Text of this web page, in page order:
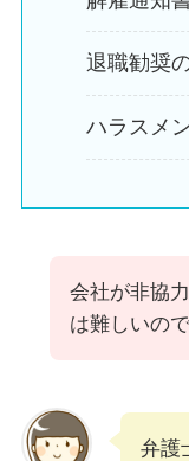
退職勧奨
ハラスメ
会社が非協
は難しいの
弁護